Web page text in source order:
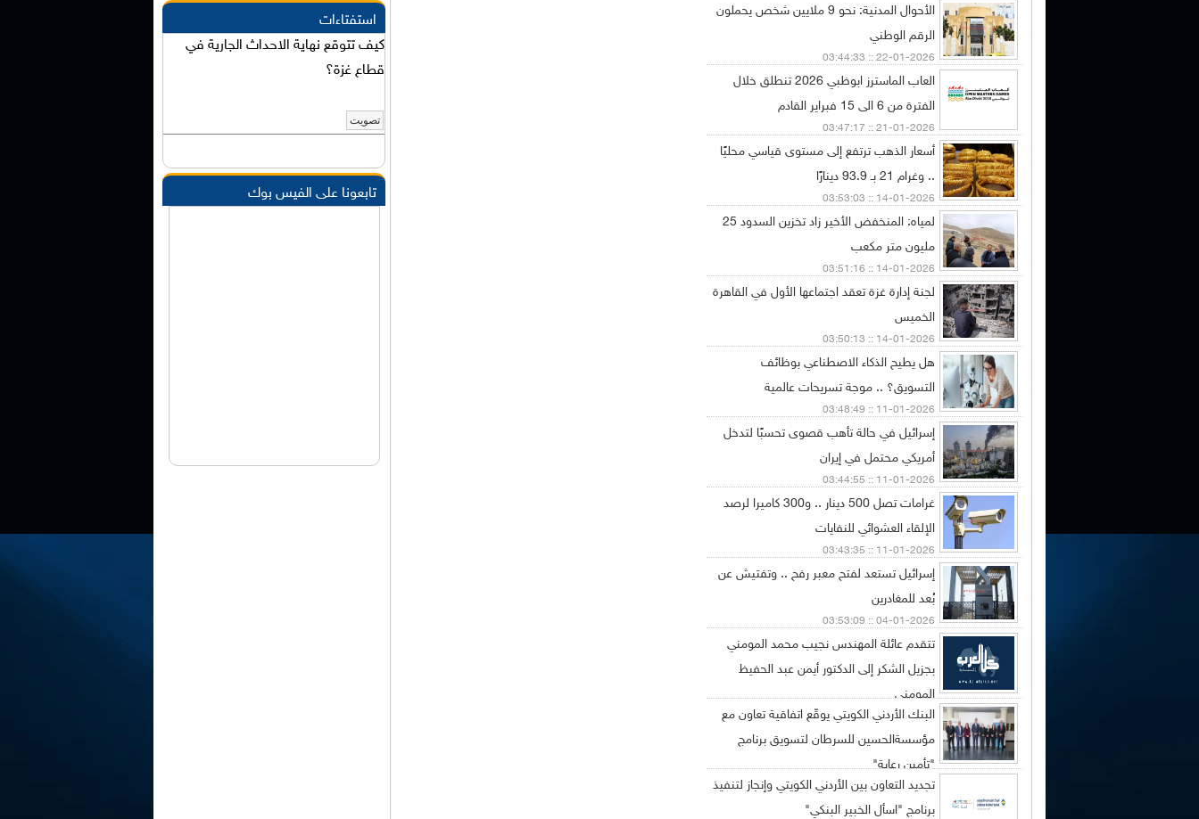
02-02-2026 :: 08:46:32
الأحوال المدنية: نحو 9 ملايين شخص يحملون
الرقم الوطني
22-01-2026 :: 03:44:33
العاب الماسترز ابوظبي 2026 تنطلق خلال
الفترة من 6 الى 15 فبراير القادم
21-01-2026 :: 03:47:17
أسعار الذهب ترتفع إلى مستوى قياسي محليًا
.. وغرام 21 بـ 93.9 دينارًا
14-01-2026 :: 03:53:03
لمياه: المنخفض الأخير زاد تخزين السدود 25
مليون متر مكعب
14-01-2026 :: 03:51:16
لجنة إدارة غزة تعقد اجتماعها الأول في القاهرة
الخميس
14-01-2026 :: 03:50:13
هل يطيح الذكاء الاصطناعي بوظائف
التسويق؟ .. موجة تسريحات عالمية
11-01-2026 :: 03:48:49
إسرائيل في حالة تأهب قصوى تحسبًا لتدخل
أمريكي محتمل في إيران
11-01-2026 :: 03:44:55
غرامات تصل 500 دينار .. و300 كاميرا لرصد
الإلقاء العشوائي للنفايات
11-01-2026 :: 03:43:35
إسرائيل تستعد لفتح معبر رفح .. وتفتيش عن
بُعد للمغادرين
04-01-2026 :: 03:53:09
تتقدم عائلة المهندس نجيب محمد المومني
بجزيل الشكر إلى الدكتور أيمن عبد الحفيظ
المومني
24-12-2025 :: 11:51:39
البنك الأردني الكويتي يوقّع اتفاقية تعاون مع
مؤسسةالحسين للسرطان لتسويق برنامج
"تأمين رعاية"
تجديد التعاون بين الأردني الكويتي وإنجاز لتنفيذ
برنامج "اسأل الخبير البنكي"
استفتاءات
كيف تتوقع نهاية الاحداث الجارية في
قطاع غزة؟
تابعونا على الفيس بوك